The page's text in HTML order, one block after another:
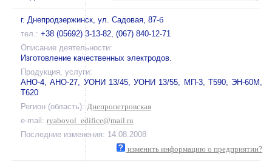
г. Днепродзержинск, ул. Садовая, 87-б
тел.: +38 (05692) 3-13-82, (067) 840-12-71
Описание деятельности:
Изготовление качественных электродов.
Продукция, услуги:
АНО-4, АНО-27, УОНИ 13/45, УОНИ 13/55, МП-3, Т590, ЭН-60М,
Т620
Регион (область): Днепропетровская
e-mail: ryabovol_edifice@mail.ru
Последние изменения: 14.08.2008
изменить информацию о предприятии?